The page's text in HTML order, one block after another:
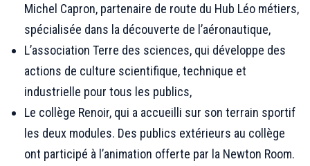
Michel Capron, partenaire de route du Hub Léo métiers,
spécialisée dans la découverte de l’aéronautique,
L’association Terre des sciences, qui développe des
actions de culture scientifique, technique et
industrielle pour tous les publics,
Le collège Renoir, qui a accueilli sur son terrain sportif
les deux modules. Des publics extérieurs au collège
ont participé à l’animation offerte par la Newton Room.